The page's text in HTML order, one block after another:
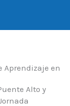
Aprendizaje en
Alto y